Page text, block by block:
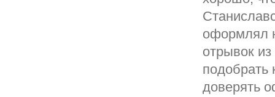
оформлял
отрывок
доверять